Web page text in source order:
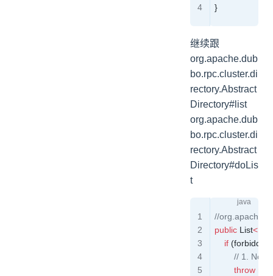
}
继续跟
org.apache.dub
bo.rpc.cluster.di
rectory.Abstract
Directory#list
org.apache.dub
bo.rpc.cluster.di
rectory.Abstract
Directory#doLis
t
//
public List<
    if
// 1.
        throw